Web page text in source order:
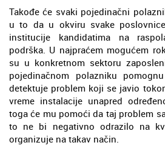
Takođe će svaki pojedinačni
u to da u okviru svake
institucije kandidatima na
podrška. U najpraćem mogućem
su u konkretnom sektoru
pojedinačnom polazniku
detektuje problem koji se javio
vreme instalacije unapred
toga će mu pomoći da taj problem
to ne bi negativno odrazilo na
organizuje na takav način.